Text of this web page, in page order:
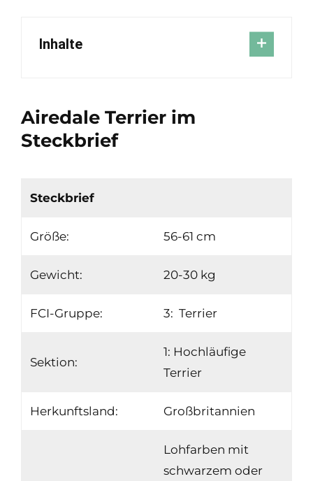
Inhalte
Airedale Terrier im
Steckbrief
Steckbrief
Größe: 56-61 cm
Gewicht: 20-30 kg
FCI-Gruppe: 3: Terrier
Sektion:
1: Hochläufige
Terrier
Herkunftsland: Großbritannien
Lohfarben mit
schwarzem oder